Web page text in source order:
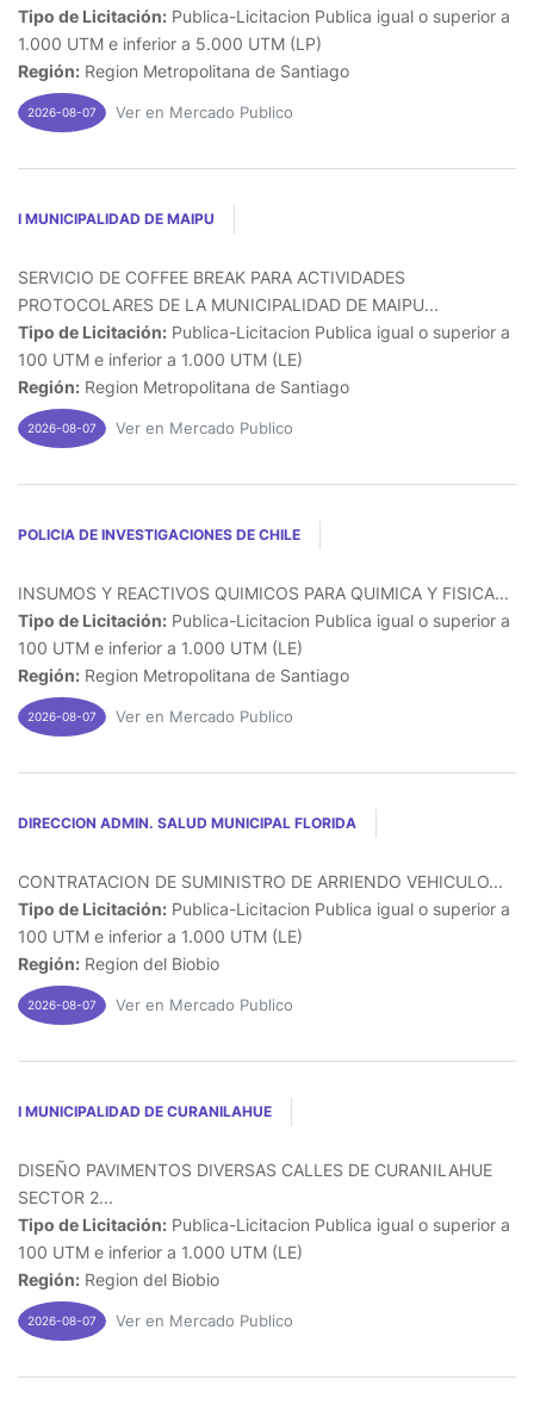
Tipo de Licitación: Publica-Licitacion Publica igual o superior a
1.000 UTM e inferior a 5.000 UTM (LP)
Región: Region Metropolitana de Santiago
2026-08-07 Ver en Mercado Publico
I MUNICIPALIDAD DE MAIPU
SERVICIO DE COFFEE BREAK PARA ACTIVIDADES
PROTOCOLARES DE LA MUNICIPALIDAD DE MAIPU...
Tipo de Licitación: Publica-Licitacion Publica igual o superior a
100 UTM e inferior a 1.000 UTM (LE)
Región: Region Metropolitana de Santiago
2026-08-07 Ver en Mercado Publico
POLICIA DE INVESTIGACIONES DE CHILE
INSUMOS Y REACTIVOS QUIMICOS PARA QUIMICA Y FISICA...
Tipo de Licitación: Publica-Licitacion Publica igual o superior a
100 UTM e inferior a 1.000 UTM (LE)
Región: Region Metropolitana de Santiago
2026-08-07 Ver en Mercado Publico
DIRECCION ADMIN. SALUD MUNICIPAL FLORIDA
CONTRATACION DE SUMINISTRO DE ARRIENDO VEHICULO...
Tipo de Licitación: Publica-Licitacion Publica igual o superior a
100 UTM e inferior a 1.000 UTM (LE)
Región: Region del Biobio
2026-08-07 Ver en Mercado Publico
I MUNICIPALIDAD DE CURANILAHUE
DISEÑO PAVIMENTOS DIVERSAS CALLES DE CURANILAHUE
SECTOR 2...
Tipo de Licitación: Publica-Licitacion Publica igual o superior a
100 UTM e inferior a 1.000 UTM (LE)
Región: Region del Biobio
2026-08-07 Ver en Mercado Publico